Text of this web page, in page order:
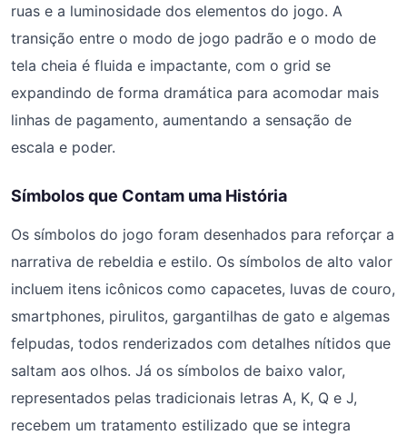
ruas e a luminosidade dos elementos do jogo. A
transição entre o modo de jogo padrão e o modo de
tela cheia é fluida e impactante, com o grid se
expandindo de forma dramática para acomodar mais
linhas de pagamento, aumentando a sensação de
escala e poder.
Símbolos que Contam uma História
Os símbolos do jogo foram desenhados para reforçar a
narrativa de rebeldia e estilo. Os símbolos de alto valor
incluem itens icônicos como capacetes, luvas de couro,
smartphones, pirulitos, gargantilhas de gato e algemas
felpudas, todos renderizados com detalhes nítidos que
saltam aos olhos. Já os símbolos de baixo valor,
representados pelas tradicionais letras A, K, Q e J,
recebem um tratamento estilizado que se integra